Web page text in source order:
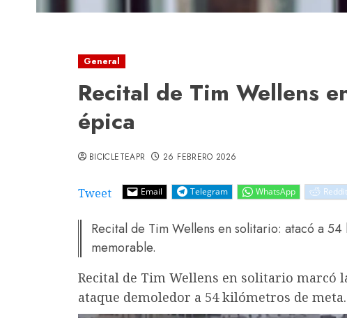
General
Recital de Tim Wellens
épica
Tweet Email Telegram WhatsApp Reddit
BICICLETEAPR 26 FEBRERO 2026
Recital de Tim Wellens en solitario: atacó a
memorable.
Recital de Tim Wellens en solitario marcó
ataque demoledor a 54 kilómetros de meta.